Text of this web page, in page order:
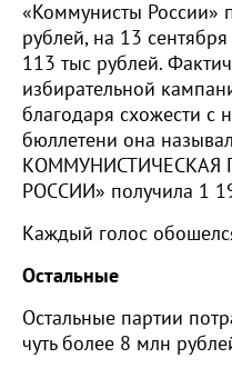
«Коммунисты России»
рублей, на 13
113 тыс рублей.
избирательной
благодаря схожести с
бюллетени она
КОММУНИСТИЧЕСКАЯ
РОССИИ» получила 1
Каждый голос
Остальные
Остальные партии
чуть более 8 млн